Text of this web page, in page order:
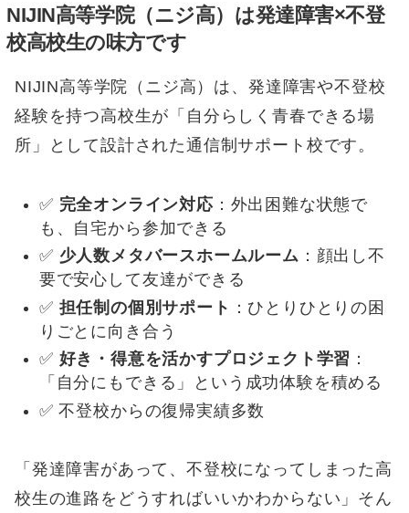
NIJIN高等学院（ニジ高）は発達障害×不登
校高校生の味方です
NIJIN高等学院（ニジ高）は、発達障害や不登校
経験を持つ高校生が「自分らしく青春できる場
所」として設計された通信制サポート校です。
✅ 完全オンライン対応：外出困難な状態で
も、自宅から参加できる
✅ 少人数メタバースホームルーム ：顔出し不
要で安心して友達ができる
✅ 担任制の個別サポート ：ひとりひとりの困
りごとに向き合う
✅ 好き・得意を活かすプロジェクト学習 ：
「自分にもできる」という成功体験を積める
✅ 不登校からの復帰実績多数
「発達障害があって、不登校になってしまった高
校生の進路をどうすればいいかわからない」そん